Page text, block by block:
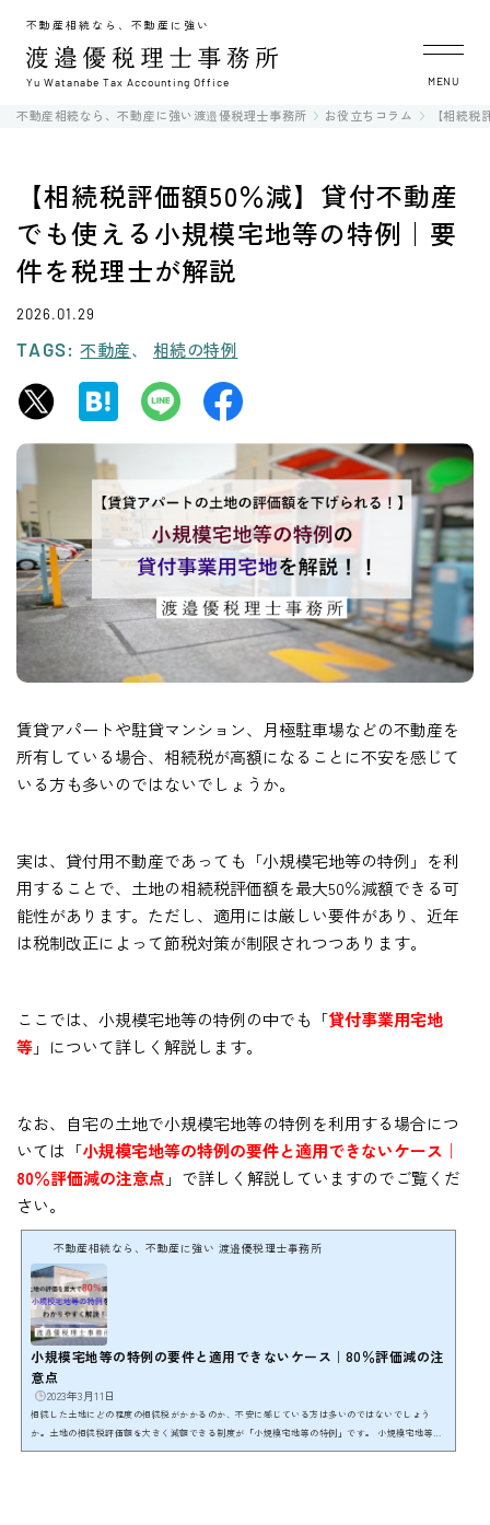
不動産相続なら、不動産に強い
Yu Watanabe Tax Accounting Office MENU
不動産相続なら、不動産に強い渡邉優税理士事務所 お役立ちコラム 【相続
【相続税評価額50％減】貸付不動産
でも使える小規模宅地等の特例｜要
件を税理士が解説
2026.01.29
TAGS: 不動産 相続の特例
賃貸アパートや駐貸マンション、月極駐車場などの不動産を
所有している場合、相続税が高額になることに不安を感じて
いる方も多いのではないでしょうか。
実は、貸付用不動産であっても「小規模宅地等の特例」を利
用することで、土地の相続税評価額を最大50％減額できる可
能性があります。ただし、適用には厳しい要件があり、近年
は税制改正によって節税対策が制限されつつあります。
ここでは、小規模宅地等の特例の中でも「貸付事業用宅地
等」について詳しく解説します。
なお、自宅の土地で小規模宅地等の特例を利用する場合につ
いては「小規模宅地等の特例の要件と適用できないケース｜
80％評価減の注意点 」で詳しく解説していますのでご覧くだ
さい。
不動産相続なら、不動産に強い 渡邉優税理士事務所
小規模宅地等の特例の要件と適用できないケース｜80％評価減の注
意点
2023年3月11日
相続した土地にどの程度の相続税がかかるのか、不安に感じている方は多いのではないでしょう
か。土地の相続税評価額を大きく減額できる制度が「小規模宅地等の特例」です。 小規模宅地等の
特例は、相続税の特例の中でも一番重要な特例であり、特例の要件を満たし、適用することで相続